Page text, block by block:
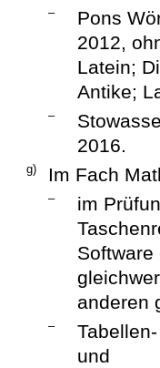
–
Pons
2012,
Latein;
Antike;
–
2016.
g) Im Fach
–
im
anderen
–
und